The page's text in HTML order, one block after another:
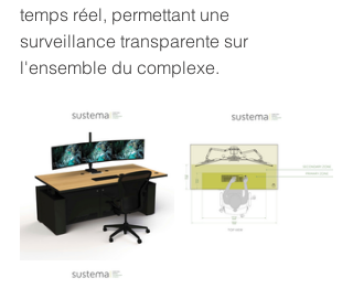
temps réel, permettant une
surveillance transparente sur
l'ensemble du complexe.